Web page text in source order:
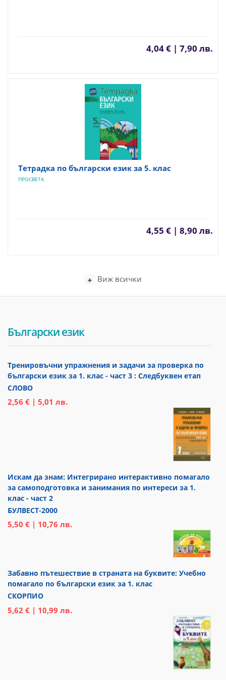
4,04 € | 7,90 лв.
Тетрадка по български език за 5. клас
ПРОСВЕТА
4,55 € | 8,90 лв.
Виж всички
Български език
Тренировъчни упражнения и задачи за проверка по
български език за 1. клас - част 3 : Следбуквен етап
СЛОВО
2,56 € | 5,01 лв.
Искам да знам: Интегрирано интерактивно помагало
за самоподготовка и занимания по интереси за 1.
клас - част 2
БУЛВЕСТ-2000
5,50 € | 10,76 лв.
Забавно пътешествие в страната на буквите: Учебно
помагало по български език за 1. клас
СКОРПИО
5,62 € | 10,99 лв.